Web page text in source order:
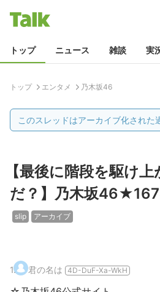
トップ ニュース 雑談 実
トップ エンタメ 乃木坂46
このスレッドはアーカイブ化された
【最後に階段を駆け
だ？】乃木坂
slip アーカイブ
1. 君の名は 4D-DuF-Xa-WkH